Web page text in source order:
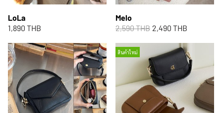
LoLa
1,890 THB
Melo
2,590 THB 2,490 THB
สินค้าใหม่